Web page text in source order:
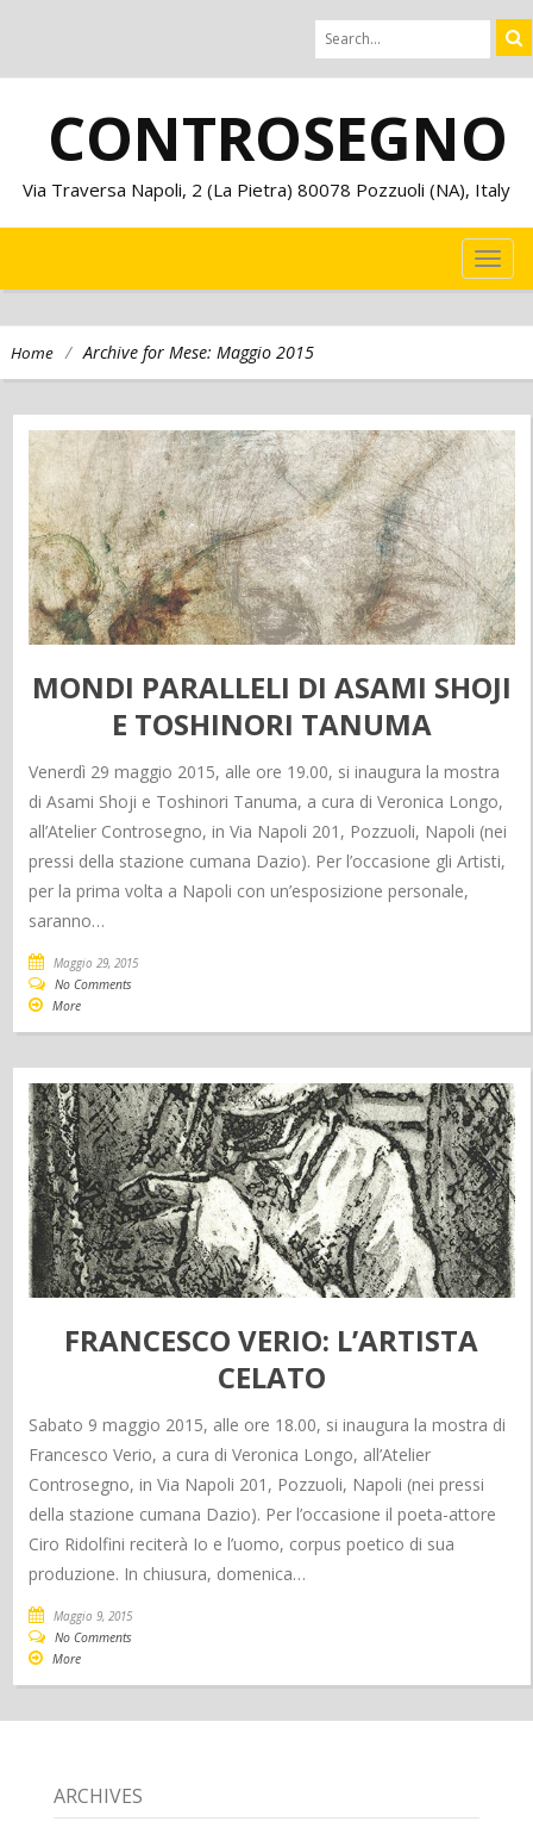
CONTROSEGNO
Via Traversa Napoli, 2 (La Pietra) 80078 Pozzuoli (NA), Italy
Home / Archive for Mese: Maggio 2015
MONDI PARALLELI DI ASAMI SHOJI
E TOSHINORI TANUMA
Venerdì 29 maggio 2015, alle ore 19.00, si inaugura la mostra
di Asami Shoji e Toshinori Tanuma, a cura di Veronica Longo,
all’Atelier Controsegno, in Via Napoli 201, Pozzuoli, Napoli (nei
pressi della stazione cumana Dazio). Per l’occasione gli Artisti,
per la prima volta a Napoli con un’esposizione personale,
saranno…
Maggio 29, 2015
No Comments
More
FRANCESCO VERIO: L’ARTISTA
CELATO
Sabato 9 maggio 2015, alle ore 18.00, si inaugura la mostra di
Francesco Verio, a cura di Veronica Longo, all’Atelier
Controsegno, in Via Napoli 201, Pozzuoli, Napoli (nei pressi
della stazione cumana Dazio). Per l’occasione il poeta-attore
Ciro Ridolfini reciterà Io e l’uomo, corpus poetico di sua
produzione. In chiusura, domenica…
Maggio 9, 2015
No Comments
More
ARCHIVES